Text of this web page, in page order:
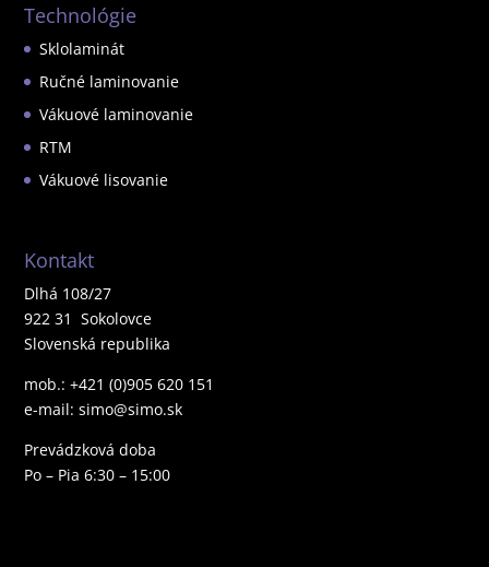
Technológie
Sklolaminát
Ručné laminovanie
Vákuové laminovanie
RTM
Vákuové lisovanie
Kontakt
Dlhá 108/27
922 31 Sokolovce
Slovenská republika
mob.: +421 (0)905 620 151
e-mail: simo@simo.sk
Prevádzková doba
Po – Pia 6:30 – 15:00